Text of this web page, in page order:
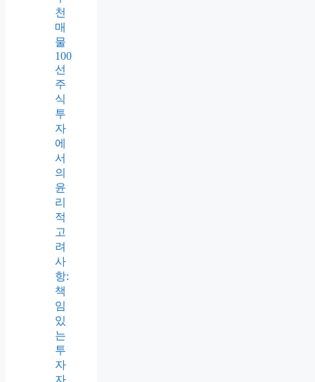
천
매
물
100
선
주
식
투
자
에
서
의
윤
리
적
고
려
사
항:
책
임
있
는
투
자